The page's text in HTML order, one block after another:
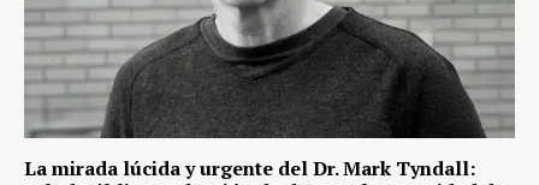
La mirada lúcida y urgente del Dr. Mark Tyndall: